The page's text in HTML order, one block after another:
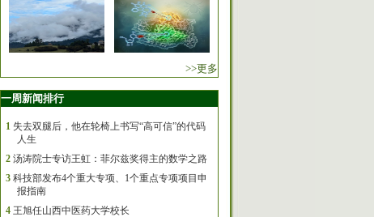
>>更多
一周新闻排行
1 失去双腿后，他在轮椅上书写“高可信”的代码
人生
2 汤涛院士专访王虹：菲尔兹奖得主的数学之路
3 科技部发布4个重大专项、1个重点专项项目申
报指南
4 王旭任山西中医药大学校长